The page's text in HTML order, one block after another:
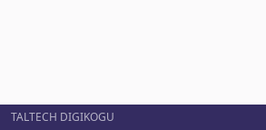
TALTECH DIGIKOGU